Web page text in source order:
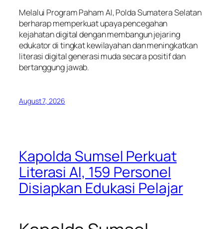
Melalui Program Paham AI, Polda Sumatera Selatan
berharap memperkuat upaya pencegahan
kejahatan digital dengan membangun jejaring
edukator di tingkat kewilayahan dan meningkatkan
literasi digital generasi muda secara positif dan
bertanggung jawab.
August 7, 2026
Kapolda Sumsel Perkuat
Literasi AI, 159 Personel
Disiapkan Edukasi Pelajar